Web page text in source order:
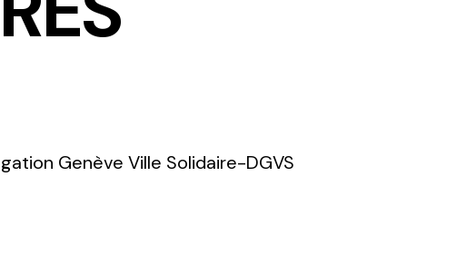
Genève Ville Solidaire-DGVS